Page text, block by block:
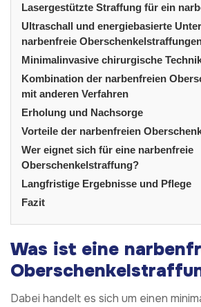
Lasergestützte Straffung für ein
Ultraschall und energiebasierte
narbenfreie
Minimalinvasive chirurgische
Kombination der narbenfreien
mit anderen Verfahren
Erholung und Nachsorge
Vorteile der narbenfreien
Wer eignet sich für eine narbenfreie
Oberschenkelstraffung?
Langfristige Ergebnisse und Pflege
Fazit
Was ist eine
Dabei handelt es sich um einen